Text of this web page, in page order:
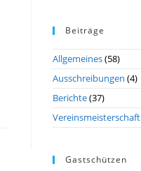
Beiträge
Allgemeines(58)
Ausschreibungen (4)
Berichte(37)
Vereinsmeisterschaft
Gastschützen